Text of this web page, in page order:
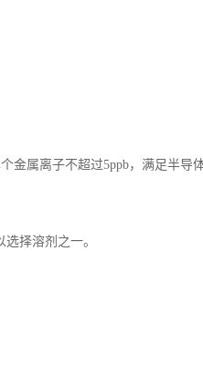
金属离子不超过5ppb，满足半导
择溶剂之一。